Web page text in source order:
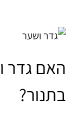
האם גדר
בתנור?